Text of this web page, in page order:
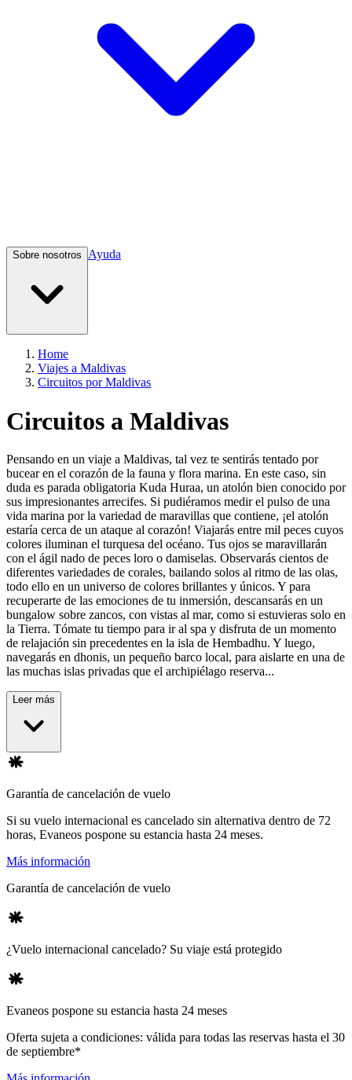
Sobre nosotros Ayuda
Home
Viajes a Maldivas
Circuitos por Maldivas
Circuitos a Maldivas
Pensando en un viaje a Maldivas, tal vez te sentirás tentado por
bucear en el corazón de la fauna y flora marina. En este caso, sin
duda es parada obligatoria Kuda Huraa, un atolón bien conocido por
sus impresionantes arrecifes. Si pudiéramos medir el pulso de una
vida marina por la variedad de maravillas que contiene, ¡el atolón
estaría cerca de un ataque al corazón! Viajarás entre mil peces cuyos
colores iluminan el turquesa del océano. Tus ojos se maravillarán
con el ágil nado de peces loro o damiselas. Observarás cientos de
diferentes variedades de corales, bailando solos al ritmo de las olas,
todo ello en un universo de colores brillantes y únicos. Y para
recuperarte de las emociones de tu inmersión, descansarás en un
bungalow sobre zancos, con vistas al mar, como si estuvieras solo en
la Tierra. Tómate tu tiempo para ir al spa y disfruta de un momento
de relajación sin precedentes en la isla de Hembadhu. Y luego,
navegarás en dhonis, un pequeño barco local, para aislarte en una de
las muchas islas privadas que el archipiélago reserva...
Leer más
Garantía de cancelación de vuelo
Si su vuelo internacional es cancelado sin alternativa dentro de 72
horas, Evaneos pospone su estancia hasta 24 meses.
Más información
Garantía de cancelación de vuelo
¿Vuelo internacional cancelado? Su viaje está protegido
Evaneos pospone su estancia hasta 24 meses
Oferta sujeta a condiciones: válida para todas las reservas hasta el 30
de septiembre*